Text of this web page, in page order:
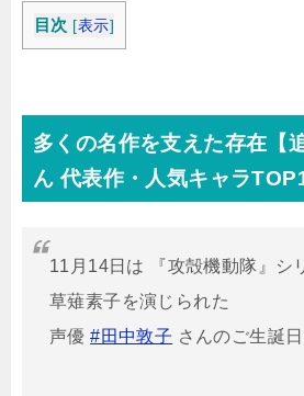
目次 [表示]
多くの名作を支えた存在【
ん 代表作・人気キャラ
11月14日は 『攻殻機動隊』シ
草薙素子を演じられた
声優#田中敦子 さんのご生誕日